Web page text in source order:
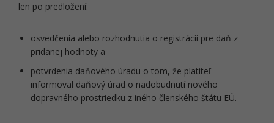
len po predložení:
osvedčenia alebo rozhodnutia o registrácii pre daň z
pridanej hodnoty a
potvrdenia daňového úradu o tom, že platiteľ
informoval daňový úrad o nadobudnutí nového
dopravného prostriedku z iného členského štátu EÚ.